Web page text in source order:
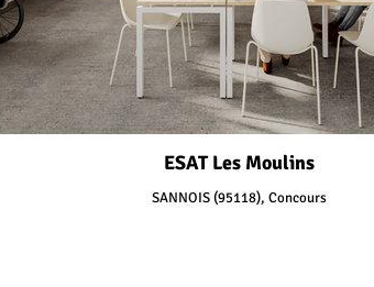
ESAT Les Moulins
SANNOIS (95118), Concours